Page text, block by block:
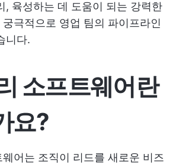
, 육성하는 데 도움이 되는 강력한
극적으로 영업 팀의 파이프라인
니다.
소프트웨어란
요?
어는 조직이 리드를 새로운 비즈